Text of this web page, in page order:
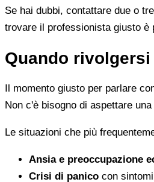
Se hai dubbi, contattare due o
trovare il professionista giusto è
Quando
Il momento giusto per parlare
Non c'è bisogno di aspettare
Le situazioni che più
Ansia e preoccupazione
Crisi di panico con